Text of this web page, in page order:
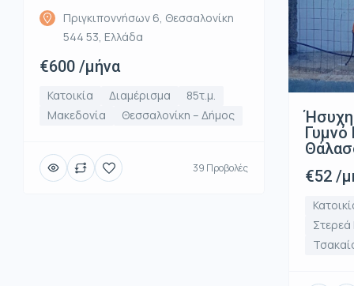
Πριγκιποννήσων 6, Θεσσαλονίκη
544 53, Ελλάδα
€600 /μήνα
Κατοικία Διαμέρισμα
85τ.μ.
Μακεδονία
Θεσσαλονίκη – Δήμος
39 Προβολές
Γυμνό
€52 /